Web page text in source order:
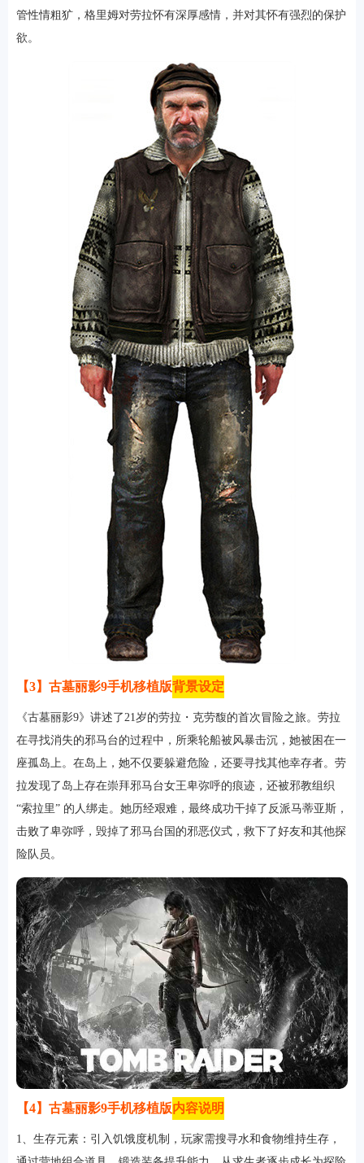
管性情粗犷，格里姆对劳拉怀有深厚感情，并对其怀有强烈的保护
欲。
【3】古墓丽影9手机移植版背景设定
《古墓丽影9》讲述了21岁的劳拉・克劳馥的首次冒险之旅。劳拉
在寻找消失的邪马台的过程中，所乘轮船被风暴击沉，她被困在一
座孤岛上。在岛上，她不仅要躲避危险，还要寻找其他幸存者。劳
拉发现了岛上存在崇拜邪马台女王卑弥呼的痕迹，还被邪教组织
“索拉里” 的人绑走。她历经艰难，最终成功干掉了反派马蒂亚斯，
击败了卑弥呼，毁掉了邪马台国的邪恶仪式，救下了好友和其他探
险队员。
【4】古墓丽影9手机移植版内容说明
1、生存元素：引入饥饿度机制，玩家需搜寻水和食物维持生存，